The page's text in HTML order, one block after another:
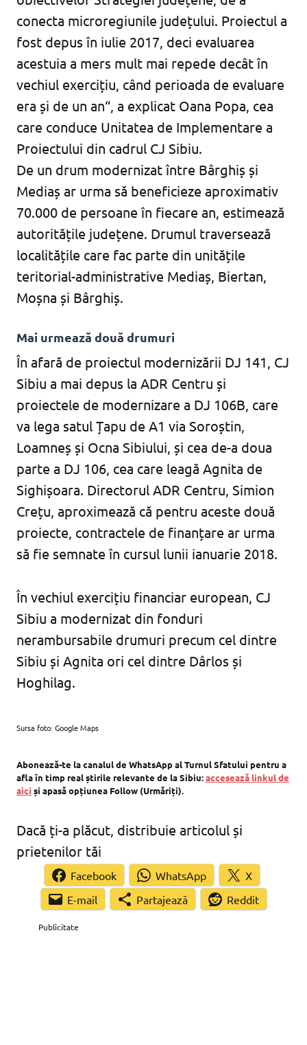
conecta microregiunile județului. Proiectul a
fost depus în iulie 2017, deci evaluarea
acestuia a mers mult mai repede decât în
vechiul exercițiu, când perioada de evaluare
era și de un an“, a explicat Oana Popa, cea
care conduce Unitatea de Implementare a
Proiectului din cadrul CJ Sibiu.
De un drum modernizat între Bârghiș și
Mediaș ar urma să beneficieze aproximativ
70.000 de persoane în fiecare an, estimează
autoritățile județene. Drumul traversează
localitățile care fac parte din unitățile
teritorial-administrative Mediaș, Biertan,
Moșna și Bârghiș.
Mai urmează două drumuri
În afară de proiectul modernizării DJ 141, CJ
Sibiu a mai depus la ADR Centru și
proiectele de modernizare a DJ 106B, care
va lega satul Țapu de A1 via Soroștin,
Loamneș și Ocna Sibiului, și cea de-a doua
parte a DJ 106, cea care leagă Agnita de
Sighișoara. Directorul ADR Centru, Simion
Crețu, aproximează că pentru aceste două
proiecte, contractele de finanțare ar urma
să fie semnate în cursul lunii ianuarie 2018.
În vechiul exercițiu financiar european, CJ
Sibiu a modernizat din fonduri
nerambursabile drumuri precum cel dintre
Sibiu și Agnita ori cel dintre Dârlos și
Hoghilag.
Sursa foto: Google Maps
Abonează-te la canalul de WhatsApp al Turnul Sfatului pentru a
afla în timp real știrile relevante de la Sibiu:accesează linkul de
aici și apasă opțiunea Follow (Urmăriți).
Dacă ți-a plăcut, distribuie articolul și
prietenilor tăi
Facebook WhatsApp
X
Partajează
Reddit
Publicitate